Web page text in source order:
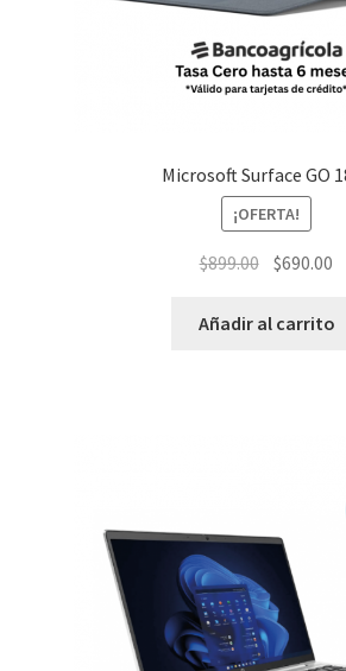
Microsoft Surface GO
¡OFERTA!
$899.00 El
original
$690.00
Añadir al carrito